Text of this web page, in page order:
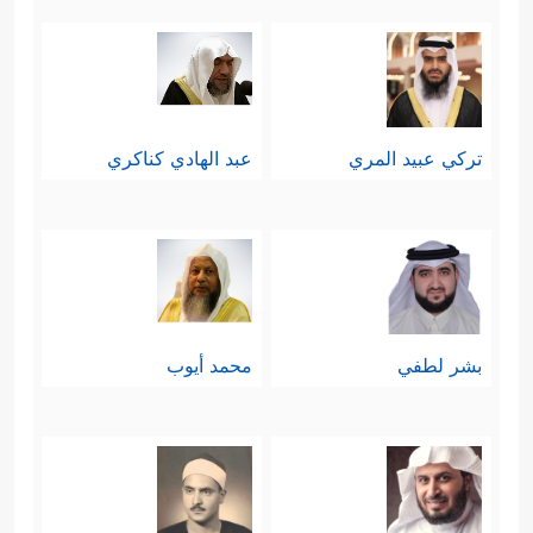
ٱللَّهِ فَلۡیَتَوَكَّلِ ٱلۡمُؤۡمِنُونَ﴾
سادسًا: تتوجَّه السورة إلى المؤمنين
تُحذِّرهم من عدوٍّ قريبٍ منهم، وما هو
بالعدوِّ المقاتل المحارب، وإنّما العدو
الذي يُغرِي بالنار وطريقها، ويُبعد عن
الجنَّة ونعيمها، وهذا بالميزان الإيماني
أشدُّ خطرًا وأكثر عداوة من حامل
السلاح الذي غاية ما يملِكُه أن يدفع
يكون سببًا في الفتنة والردَّة عن طريق
تركي عبيد المري عبد الهادي كناكري
بشر لطفي محمد أيوب